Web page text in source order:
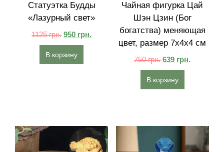
Статуэтка Будды
«Лазурный свет»
1125грн. 950 грн.
В корзину
Чайная фигурка Цай
Шэн Цзин (Бог
богатства) меняющая
цвет, размер 7x4x4 см
750грн. 639 грн.
В корзину